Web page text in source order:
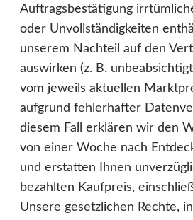
Auftragsbestätigung
oder Unvollständigkeiten
unserem Nachteil auf den
auswirken (z. B.
vom jeweils aktuellen
aufgrund fehlerhafter
diesem Fall erklären wir den
von einer Woche nach
und erstatten Ihnen
bezahlten Kaufpreis,
Unsere gesetzlichen Rechte,